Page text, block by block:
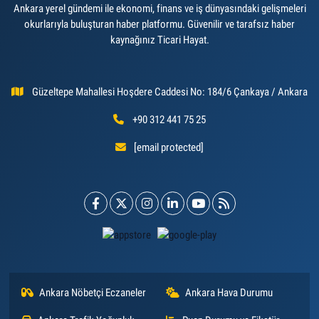
Ankara yerel gündemi ile ekonomi, finans ve iş dünyasındaki gelişmeleri
okurlarıyla buluşturan haber platformu. Güvenilir ve tarafsız haber
kaynağınız Ticari Hayat.
Güzeltepe Mahallesi Hoşdere Caddesi No: 184/6 Çankaya / Ankara
+90 312 441 75 25
[email protected]
Ankara Nöbetçi Eczaneler Ankara Hava Durumu